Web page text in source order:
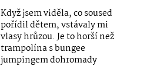
Když jsem viděla, co soused
pořídil dětem, vstávaly mi
vlasy hrůzou. Je to horší než
trampolína s bungee
jumpingem dohromady